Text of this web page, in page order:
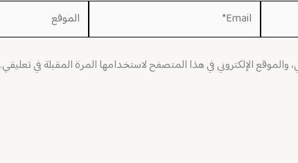
Email* الموقع
والموقع الإلكتروني في هذا المتصفح لاستخدامها المرة المقبلة في تعليقي.